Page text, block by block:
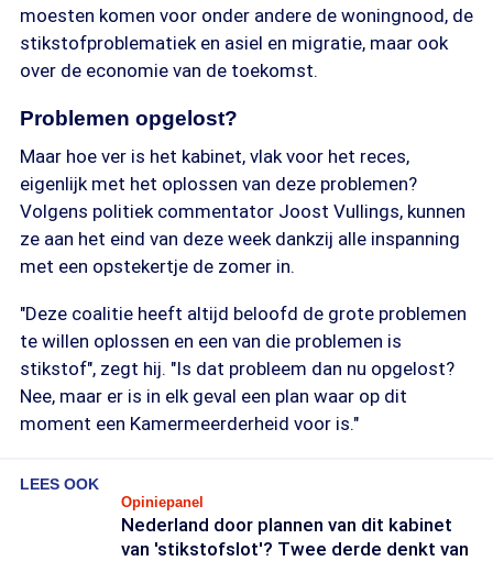
moesten komen voor onder andere de woningnood, de
stikstofproblematiek en asiel en migratie, maar ook
over de economie van de toekomst.
Problemen opgelost?
Maar hoe ver is het kabinet, vlak voor het reces,
eigenlijk met het oplossen van deze problemen?
Volgens politiek commentator Joost Vullings, kunnen
ze aan het eind van deze week dankzij alle inspanning
met een opstekertje de zomer in.
"Deze coalitie heeft altijd beloofd de grote problemen
te willen oplossen en een van die problemen is
stikstof", zegt hij. "Is dat probleem dan nu opgelost?
Nee, maar er is in elk geval een plan waar op dit
moment een Kamermeerderheid voor is."
LEES OOK
Opiniepanel
Nederland door plannen van dit kabinet
van 'stikstofslot'? Twee derde denkt van